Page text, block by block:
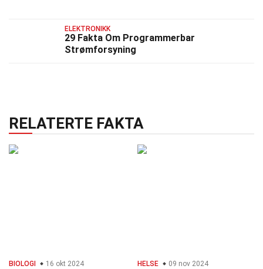
ELEKTRONIKK
29 Fakta Om Programmerbar
Strømforsyning
RELATERTE FAKTA
BIOLOGI 16 okt 2024 HELSE 09 nov 2024